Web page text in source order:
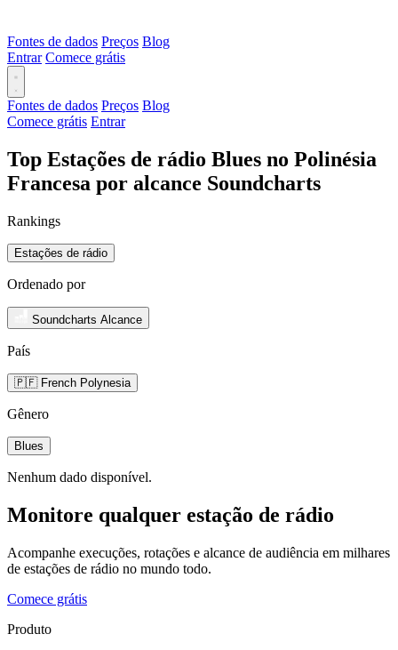
Fontes de dados Preços Blog
Entrar Comece grátis
Fontes de dados Preços Blog
Comece grátis Entrar
Top Estações de rádio Blues no Polinésia
Francesa por alcance Soundcharts
Rankings
Estações de rádio
Ordenado por
Soundcharts Alcance
País
🇵🇫 French Polynesia
Gênero
Blues
Nenhum dado disponível.
Monitore qualquer estação de rádio
Acompanhe execuções, rotações e alcance de audiência em milhares
de estações de rádio no mundo todo.
Comece grátis
Produto